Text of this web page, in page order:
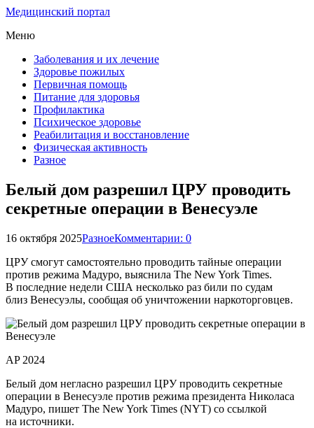
Медицинский портал
Меню
Заболевания и их лечение
Здоровье пожилых
Первичная помощь
Питание для здоровья
Профилактика
Психическое здоровье
Реабилитация и восстановление
Физическая активность
Разное
Белый дом разрешил ЦРУ проводить
секретные операции в Венесуэле
16 октября 2025РазноеКомментарии: 0
ЦРУ смогут самостоятельно проводить тайные операции
против режима Мадуро, выяснила The New York Times.
В последние недели США несколько раз били по судам
близ Венесуэлы, сообщая об уничтожении наркоторговцев.
AP 2024
Белый дом негласно разрешил ЦРУ проводить секретные
операции в Венесуэле против режима президента Николаса
Мадуро, пишет The New York Times (NYT) со ссылкой
на источники.